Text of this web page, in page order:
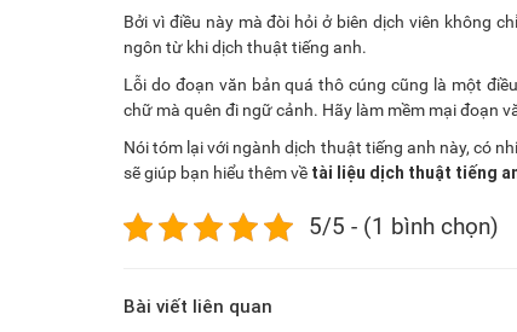
Bởi vì điều này mà đòi hỏi ở biên dịch viên không
ngôn từ khi dịch thuật tiếng anh.
Lỗi do đoạn văn bản quá thô cúng cũng là một
chữ mà quên đi ngữ cảnh. Hãy làm mềm mại đoạn
Nói tóm lại với ngành dịch thuật tiếng anh này, có
sẽ giúp bạn hiểu thêm về tài liệu dịch thuật tiếng
5/5 - (1 bình chọn)
Bài viết liên quan